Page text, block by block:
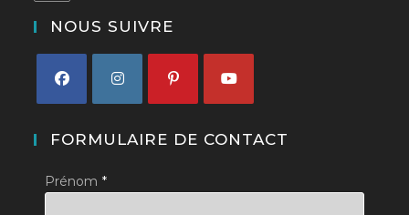
NOUS SUIVRE
dans
nouvel
dans
nouvel
dans
dans
FORMULAIRE DE CONTACT
Prénom *